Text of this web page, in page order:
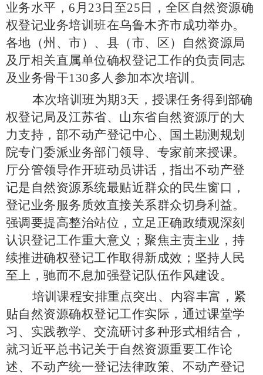
业务水平， 6月23日至25日，全区自然资源确
权登记业务培训班在乌鲁木齐市成功举办。
各地（州、市）、县（市、区）自然资源局
及厅相关直属单位确权登记工作的负责同志
及业务骨干130多人参加本次培训。
本次培训班为期3天，授课任务得到部确
权登记局及江苏省、山东省自然资源厅的大
力支持，部不动产登记中心、国土勘测规划
院专门委派业务部门领导、专家前来授课。
厅分管领导作开班动员讲话，指出不动产登
记是自然资源系统最贴近群众的民生窗口，
登记业务服务质效直接关系群众切身利益。
强调要提高整治站位，立足正确政绩观深刻
认识登记工作重大意义；聚焦主责主业，持
续推进确权登记工作取得新成效；坚持人民
至上，驰而不息加强登记队伍作风建设。
培训课程安排重点突出、内容丰富，紧
贴自然资源确权登记工作实际，通过课堂学
习、实践教学、交流研讨多种形式相结合，
就习近平总书记关于自然资源重要工作论
述、不动产统一登记法律政策、不动产登记